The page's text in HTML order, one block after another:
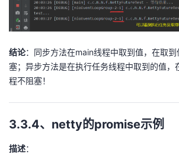
结论：同步方法在main线程中取到值，在取
塞；异步方法是在执行任务线程中取到的值，
程不阻塞！
3.3.4、netty的promise示例
描述：